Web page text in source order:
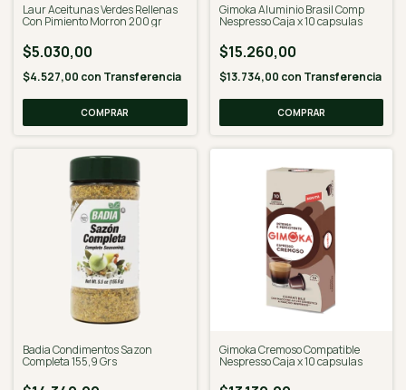
Laur Aceitunas Verdes Rellenas
Con Pimiento Morron 200 gr
$5.030,00
$4.527,00 con Transferencia
Gimoka Aluminio Brasil Comp
Nespresso Caja x 10 capsulas
$15.260,00
$13.734,00 con Transferencia
Badia Condimentos Sazon
Completa 155,9 Grs
Gimoka Cremoso Compatible
Nespresso Caja x 10 capsulas